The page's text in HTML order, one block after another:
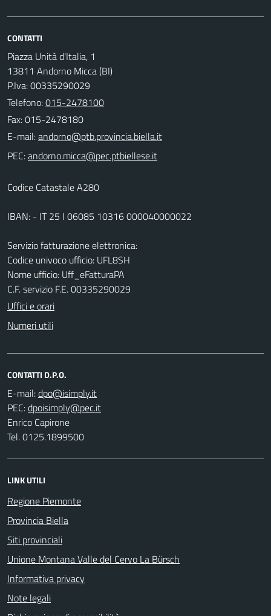
CONTATTI
Piazza Unità d'Italia, 1
13811 Andorno Micca (BI)
P.Iva: 00335290029
Telefono:015-2478100
Fax: 015-2478180
E-mail:
PEC:
Codice Catastale A280
IBAN: - IT 25 I 06085 10316 000040000022
Servizio fatturazione elettronica:
Codice univoco ufficio: UFL8SH
Nome ufficio: Uff_eFatturaPA
C.F. servizio F.E. 00335290029
Uffici e orari
Numeri utili
CONTATTI D.P.O.
E-mail:
PEC:
Enrico Capirone
Tel. 0125.1899500
LINK UTILI
Regione Piemonte
Provincia Biella
Siti provinciali
Unione Montana Valle del Cervo La Bürsch
Informativa privacy
Note legali